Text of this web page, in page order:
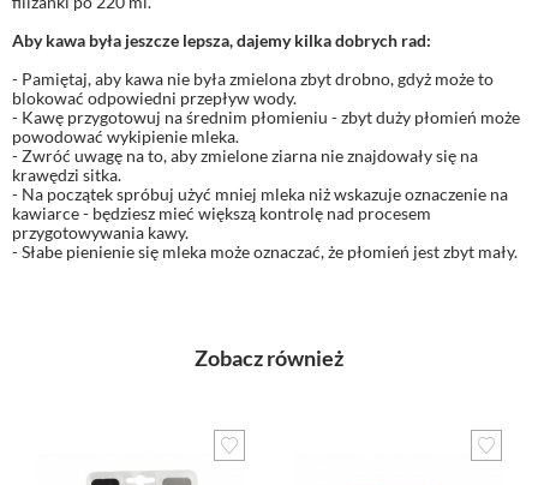
Aby kawa była jeszcze lepsza, dajemy kilka dobrych rad:
- Pamiętaj, aby kawa nie była zmielona zbyt drobno, gdyż może to
blokować odpowiedni przepływ wody.
- Kawę przygotowuj na średnim płomieniu - zbyt duży płomień może
powodować wykipienie mleka.
- Zwróć uwagę na to, aby zmielone ziarna nie znajdowały się na
krawędzi sitka.
- Na początek spróbuj użyć mniej mleka niż wskazuje oznaczenie na
kawiarce - będziesz mieć większą kontrolę nad procesem
przygotowywania kawy.
- Słabe pienienie się mleka może oznaczać, że płomień jest zbyt mały.
Zobacz również